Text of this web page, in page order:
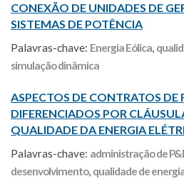
CONEXÃO DE UNIDADES DE
SISTEMAS DE POTÊNCIA
Palavras-chave: Energia Eólica,
simulação dinâmica
ASPECTOS DE CONTRATOS DE
DIFERENCIADOS POR
QUALIDADE DA ENERGIA
Palavras-chave: administração de
desenvolvimento, qualidade de